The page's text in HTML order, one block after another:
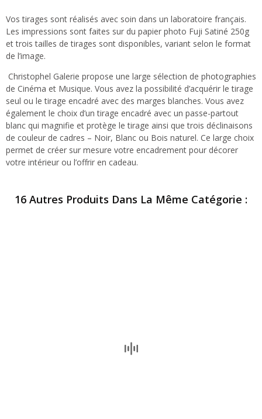
Vos tirages sont réalisés avec soin dans un laboratoire français.
Les impressions sont faites sur du papier photo Fuji Satiné 250g
et trois tailles de tirages sont disponibles, variant selon le format
de l’image.
Christophel Galerie propose une large sélection de photographies
de Cinéma et Musique. Vous avez la possibilité d’acquérir le tirage
seul ou le tirage encadré avec des marges blanches. Vous avez
également le choix d’un tirage encadré avec un passe-partout
blanc qui magnifie et protège le tirage ainsi que trois déclinaisons
de couleur de cadres – Noir, Blanc ou Bois naturel. Ce large choix
permet de créer sur mesure votre encadrement pour décorer
votre intérieur ou l’offrir en cadeau.
16 Autres Produits Dans La Même Catégorie :